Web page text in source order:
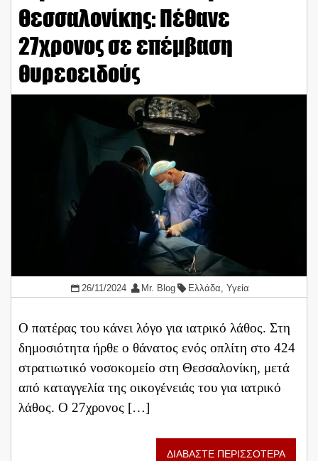
Θεσσαλονίκης: Πέθανε
27χρονος σε επέμβαση
θυρεοειδούς
26/11/2024 Mr. Blog Ελλάδα ,Υγεία
Ο πατέρας του κάνει λόγο για ιατρικό λάθος. Στη
δημοσιότητα ήρθε ο θάνατος ενός οπλίτη στο 424
στρατιωτικό νοσοκομείο στη Θεσσαλονίκη, μετά
από καταγγελία της οικογένειάς του για ιατρικό
λάθος. Ο 27χρονος […]
ΔΙΑΒΑΣΤΕ ΠΕΡΙΣΣΟΤΕΡΑ